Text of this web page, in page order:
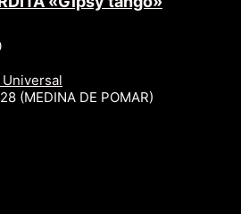
(MEDINA DE POMAR)